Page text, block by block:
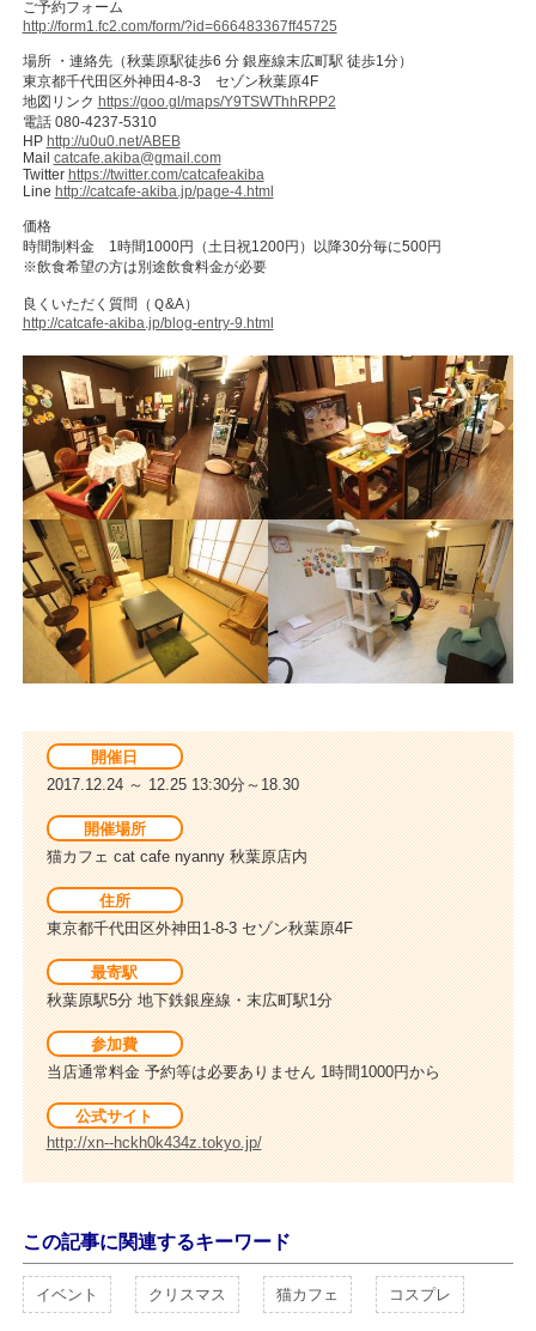
ご予約フォーム
http://form1.fc2.com/form/?id=666483367ff45725
場所 ・連絡先（秋葉原駅徒歩6 分 銀座線末広町駅 徒歩1分）
東京都千代田区外神田4-8-3 セゾン秋葉原4F
地図リンク https://goo.gl/maps/Y9TSWThhRPP2
電話 080-4237-5310
HP http://u0u0.net/ABEB
Mail catcafe.akiba@gmail.com
Twitter https://twitter.com/catcafeakiba
Line http://catcafe-akiba.jp/page-4.html
価格
時間制料金 1時間1000円（土日祝1200円）以降30分毎に500円
※飲食希望の方は別途飲食料金が必要
良くいただく質問（Ｑ&A）
http://catcafe-akiba.jp/blog-entry-9.html
開催日
2017.12.24 ～ 12.25 13:30分～18.30
開催場所
猫カフェ cat cafe nyanny 秋葉原店内
住所
東京都千代田区外神田1-8-3 セゾン秋葉原4F
最寄駅
秋葉原駅5分 地下鉄銀座線・末広町駅1分
参加費
当店通常料金 予約等は必要ありません 1時間1000円から
公式サイト
http://xn--hckh0k434z.tokyo.jp/
この記事に関連するキーワード
イベント クリスマス 猫カフェ コスプレ